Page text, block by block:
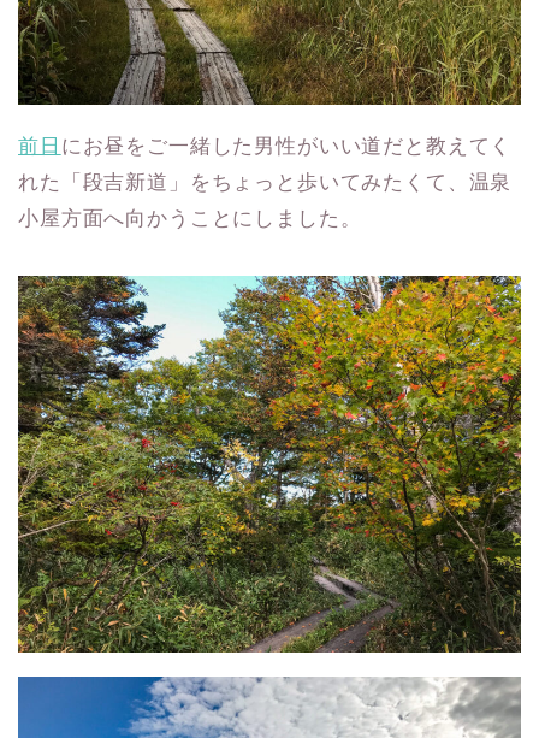
前日 にお昼をご一緒した男性がいい道だと教えてく
れた「段吉新道」をちょっと歩いてみたくて、温泉
小屋方面へ向かうことにしました。